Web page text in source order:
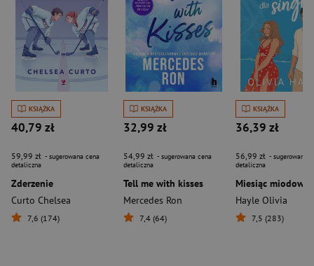
KSIĄŻKA
40,79 zł
59,99 zł - sugerowana cena
detaliczna
Zderzenie
Curto Chelsea
7,6 (174)
KSIĄŻKA
32,99 zł
54,99 zł - sugerowana cena
detaliczna
Tell me with kisses
Mercedes Ron
7,4 (64)
KSIĄŻKA
36,39 zł
56,99 zł - sugerowana
detaliczna
Hayle Olivia
7,5 (283)